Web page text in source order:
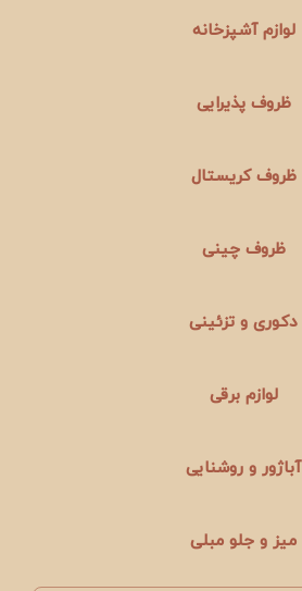
لوازم آشپزخانه
ظروف پذیرایی
ظروف کریستال
ظروف چینی
دکوری و تزئینی
لوازم برقی
آباژور و روشنایی
میز و جلو مبلی